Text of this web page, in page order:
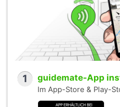
1 guidemate-App
Im App-Store & Play-